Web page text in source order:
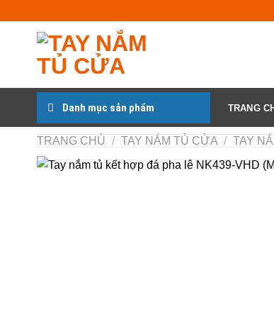
Danh mục sản phẩm TRANG
TRANG CHỦ / TAY NẮM TỦ CỬA / TAY